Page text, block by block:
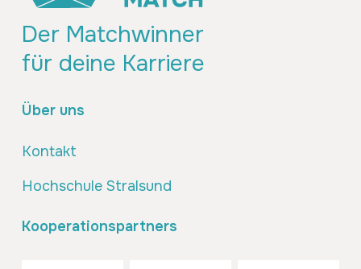
Der Matchwinner
für deine Karriere
Über uns
Kontakt
Hochschule Stralsund
Kooperationspartners